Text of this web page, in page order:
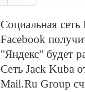
Социальная
Facebook
"Яндекс" будет
Сеть Jack Kuba
Mail.Ru Group